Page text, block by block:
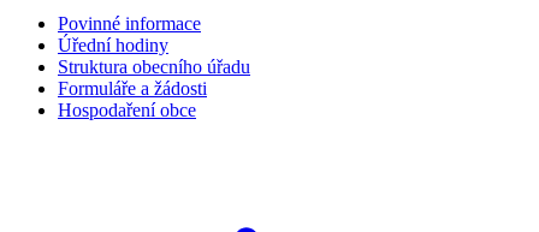
Povinné informace
Úřední hodiny
Struktura obecního úřadu
Formuláře a žádosti
Hospodaření obce